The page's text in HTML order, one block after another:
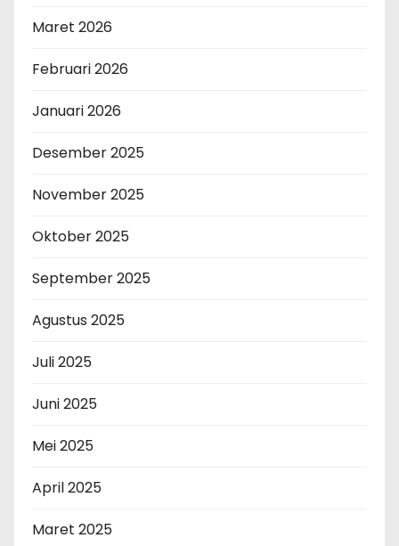
Maret 2026
Februari 2026
Januari 2026
Desember 2025
November 2025
Oktober 2025
September 2025
Agustus 2025
Juli 2025
Juni 2025
Mei 2025
April 2025
Maret 2025